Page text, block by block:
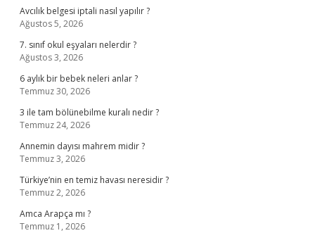
Avcılık belgesi iptali nasıl yapılır ?
Ağustos 5, 2026
7. sınıf okul eşyaları nelerdir ?
Ağustos 3, 2026
6 aylık bir bebek neleri anlar ?
Temmuz 30, 2026
3 ile tam bölünebilme kuralı nedir ?
Temmuz 24, 2026
Annemin dayısı mahrem midir ?
Temmuz 3, 2026
Türkiye’nin en temiz havası neresidir ?
Temmuz 2, 2026
Amca Arapça mı ?
Temmuz 1, 2026